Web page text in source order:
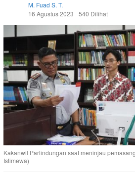
M. Fuad S. T.
16 Agustus 2023
540 Dilihat
Kakanwil Parlindungan saat meninjau
Istimewa)